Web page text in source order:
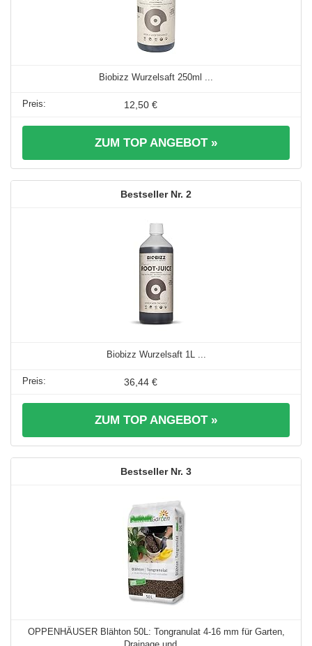
Biobizz Wurzelsaft 250ml ...
12,50 €
ZUM TOP ANGEBOT »
2
Biobizz Wurzelsaft 1L ...
36,44 €
ZUM TOP ANGEBOT »
3
OPPENHÄUSER Blähton 50L: Tongranulat 4-16 mm für Garten,